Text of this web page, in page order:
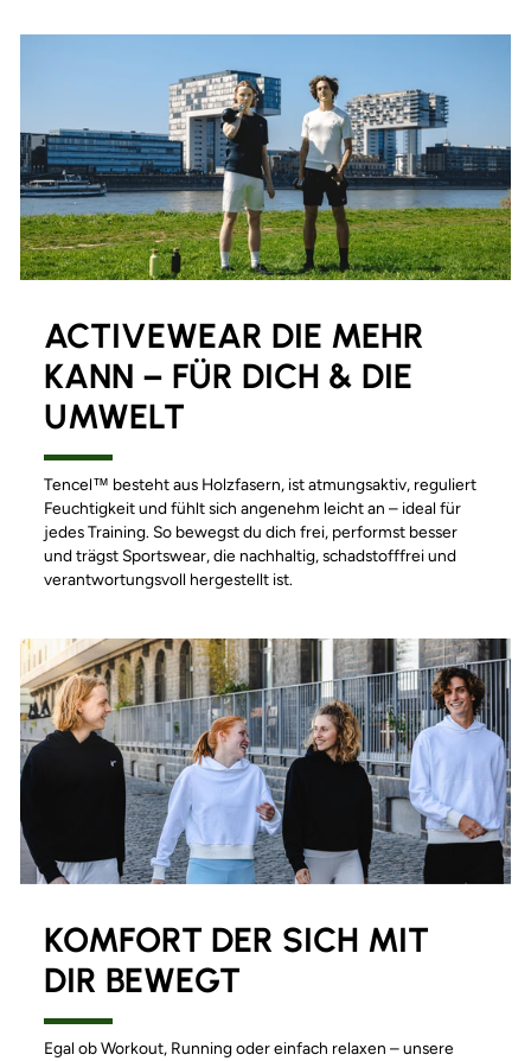
ACTIVEWEAR DIE MEHR
KANN – FÜR DICH & DIE
UMWELT
Tencel™ besteht aus Holzfasern, ist atmungsaktiv, reguliert
Feuchtigkeit und fühlt sich angenehm leicht an – ideal für
jedes Training. So bewegst du dich frei, performst besser
und trägst Sportswear, die nachhaltig, schadstofffrei und
verantwortungsvoll hergestellt ist.
KOMFORT DER SICH MIT
DIR BEWEGT
Egal ob Workout, Running oder einfach relaxen – unsere